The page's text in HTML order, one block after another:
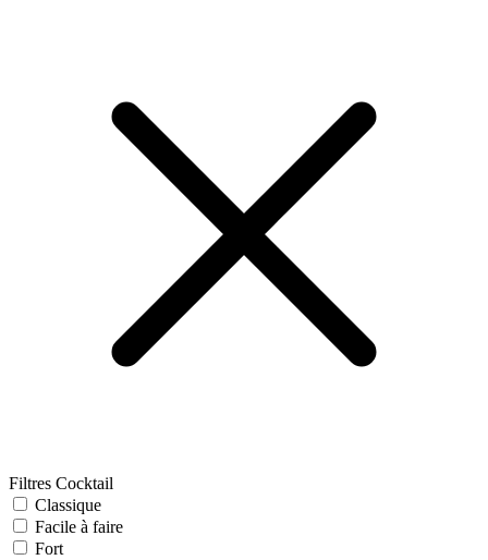
Filtres Cocktail
Classique
Facile à faire
Fort